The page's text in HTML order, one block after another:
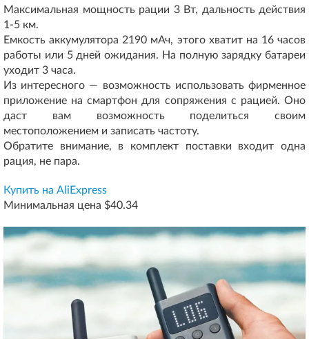
Максимальная мощность рации 3 Вт, дальность действия
1-5 км.
Емкость аккумулятора 2190 мАч, этого хватит на 16 часов
работы или 5 дней ожидания. На полную зарядку батареи
уходит 3 часа.
Из интересного — возможность использовать фирменное
приложение на смартфон для сопряжения с рацией. Оно
даст вам возможность поделиться своим
местоположением и записать частоту.
Обратите внимание, в комплект поставки входит одна
рация, не пара.
Купить на AliExpress
Минимальная цена $40.34